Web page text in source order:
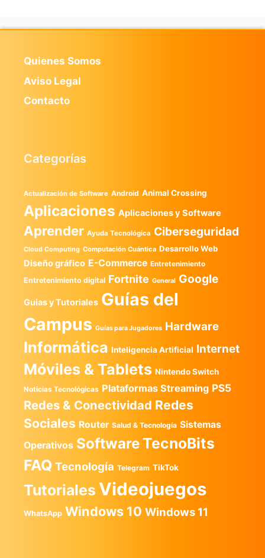
Quienes Somos
Aviso Legal
Contacto
Categorías
Actualización de Software Android Animal Crossing
Aplicaciones Aplicaciones y Software
Aprender Ayuda Tecnológica Ciberseguridad
Cloud Computing Computación Cuántica Desarrollo Web
Diseño gráfico E-Commerce Entretenimiento
Entretenimiento digital Fortnite General Google
Guias y Tutoriales Guías del
Campus Guías para Jugadores Hardware
Informática Inteligencia Artificial Internet
Móviles & Tablets Nintendo Switch
Noticias Tecnológicas Plataformas Streaming PS5
Redes & Conectividad Redes
Sociales Router Salud & Tecnología Sistemas
Operativos SoftwareTecnoBits
FAQ Tecnología Telegram TikTok
Tutoriales Videojuegos
WhatsApp Windows 10 Windows 11